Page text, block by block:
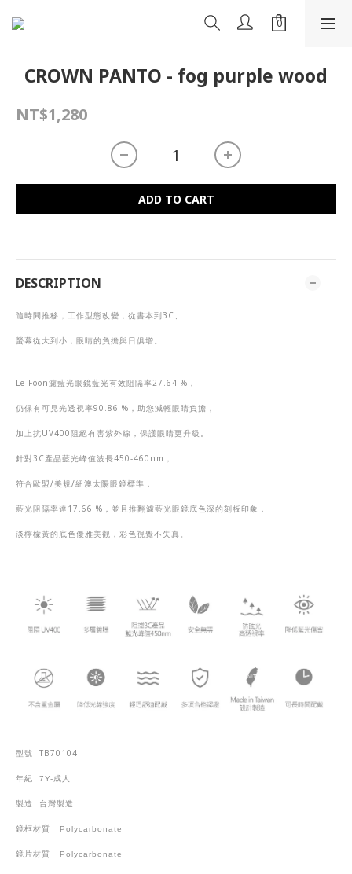
CROWN PANTO - fog purple wood
NT$1,280
ADD TO CART
DESCRIPTION
隨時間推移，工作型態改變，從書本到3C 、
螢幕從大到小，眼睛的負擔與日俱增。
Le Foon濾藍光眼鏡藍光有效阻隔率27.64 % ，
仍保有可見光透視率90.86 % ，助您減輕眼睛負擔，
加上抗UV400阻絕有害紫外線，保護眼睛更升級。
針對3C 產品藍光峰值波長450-460nm ，
符合歐盟/美規/紐澳太陽眼鏡標準，
藍光阻隔率達 17.66 % ，並且推翻濾藍光眼鏡底色深的刻板印象，
淡檸檬黃的底色優雅美觀，彩色視覺不失真。
型號 TB70104
年紀 7Y-成人
製造 台灣製造
鏡框材質 Polycarbonate
鏡片材質 Polycarbonate